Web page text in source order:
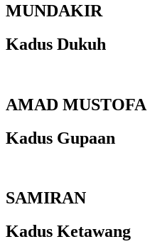
MUNDAKIR
Kadus Dukuh
AMAD MUSTOFA
Kadus Gupaan
SAMIRAN
Kadus Ketawang